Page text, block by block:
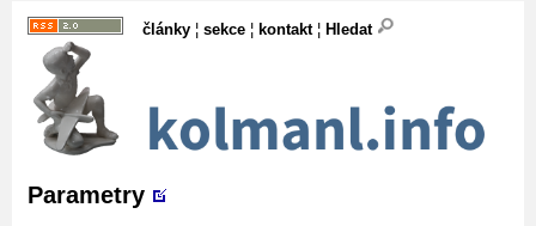
články ¦ sekce ¦ kontakt¦ Hledat
Parametry